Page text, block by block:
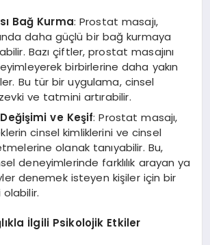
Bağ Kurma: Prostat masajı,
daha güçlü bir bağ kurmaya
Bazı çiftler, prostat masajını
birbirlerine daha yakın
Bu tür bir uygulama, cinsel
ve tatmini artırabilir.
ve Keşif: Prostat masajı,
cinsel kimliklerini ve cinsel
olanak tanıyabilir. Bu,
deneyimlerinde farklılık arayan ya
denemek isteyen kişiler için bir
İlgili Psikolojik Etkiler